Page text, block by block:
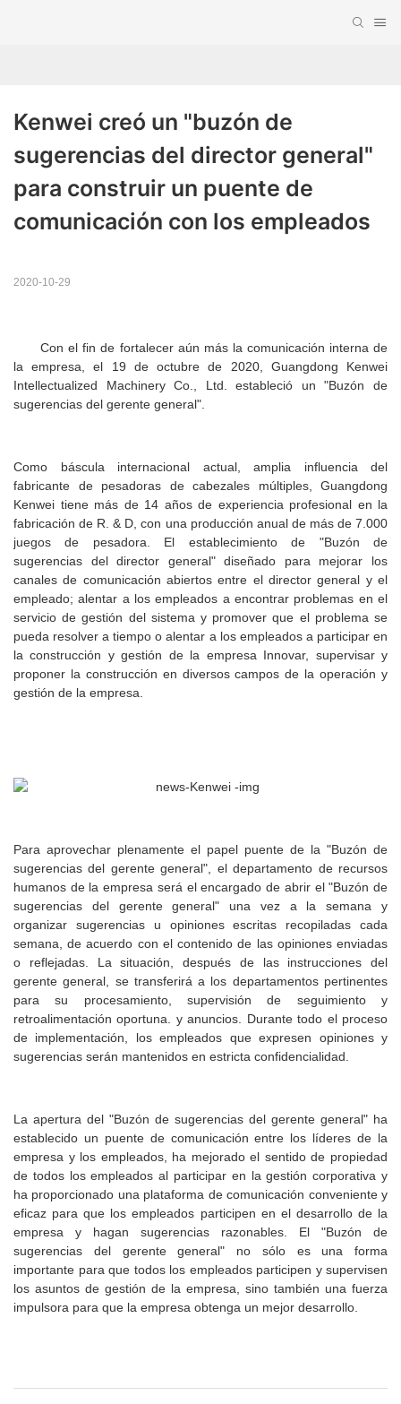
Kenwei creó un "buzón de
sugerencias del director general"
para construir un puente de
comunicación con los empleados
2020-10-29
Con el fin de fortalecer aún más la comunicación interna de
la empresa, el 19 de octubre de 2020, Guangdong Kenwei
Intellectualized Machinery Co., Ltd. estableció un "Buzón de
sugerencias del gerente general".
Como báscula internacional actual, amplia influencia del
fabricante de pesadoras de cabezales múltiples, Guangdong
Kenwei tiene más de 14 años de experiencia profesional en la
fabricación de R. & D, con una producción anual de más de 7.000
juegos de pesadora. El establecimiento de "Buzón de
sugerencias del director general" diseñado para mejorar los
canales de comunicación abiertos entre el director general y el
empleado; alentar a los empleados a encontrar problemas en el
servicio de gestión del sistema y promover que el problema se
pueda resolver a tiempo o alentar a los empleados a participar en
la construcción y gestión de la empresa Innovar, supervisar y
proponer la construcción en diversos campos de la operación y
gestión de la empresa.
Para aprovechar plenamente el papel puente de la "Buzón de
sugerencias del gerente general", el departamento de recursos
humanos de la empresa será el encargado de abrir el "Buzón de
sugerencias del gerente general" una vez a la semana y
organizar sugerencias u opiniones escritas recopiladas cada
semana, de acuerdo con el contenido de las opiniones enviadas
o reflejadas. La situación, después de las instrucciones del
gerente general, se transferirá a los departamentos pertinentes
para su procesamiento, supervisión de seguimiento y
retroalimentación oportuna. y anuncios. Durante todo el proceso
de implementación, los empleados que expresen opiniones y
sugerencias serán mantenidos en estricta confidencialidad.
La apertura del "Buzón de sugerencias del gerente general" ha
establecido un puente de comunicación entre los líderes de la
empresa y los empleados, ha mejorado el sentido de propiedad
de todos los empleados al participar en la gestión corporativa y
ha proporcionado una plataforma de comunicación conveniente y
eficaz para que los empleados participen en el desarrollo de la
empresa y hagan sugerencias razonables. El "Buzón de
sugerencias del gerente general" no sólo es una forma
importante para que todos los empleados participen y supervisen
los asuntos de gestión de la empresa, sino también una fuerza
impulsora para que la empresa obtenga un mejor desarrollo.